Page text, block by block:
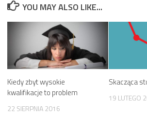
YOU MAY ALSO LIKE...
Kiedy zbyt wysokie
kwalifikacje to problem
22 SIERPNIA 2016
Skacząca
19 LUTEGO